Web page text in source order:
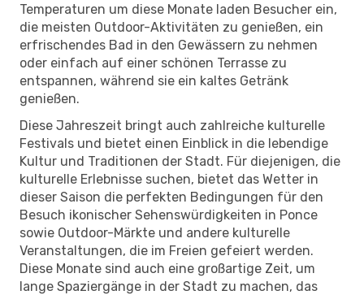
Temperaturen um diese Monate laden Besucher ein,
die meisten Outdoor-Aktivitäten zu genießen, ein
erfrischendes Bad in den Gewässern zu nehmen
oder einfach auf einer schönen Terrasse zu
entspannen, während sie ein kaltes Getränk
genießen.
Diese Jahreszeit bringt auch zahlreiche kulturelle
Festivals und bietet einen Einblick in die lebendige
Kultur und Traditionen der Stadt. Für diejenigen, die
kulturelle Erlebnisse suchen, bietet das Wetter in
dieser Saison die perfekten Bedingungen für den
Besuch ikonischer Sehenswürdigkeiten in Ponce
sowie Outdoor-Märkte und andere kulturelle
Veranstaltungen, die im Freien gefeiert werden.
Diese Monate sind auch eine großartige Zeit, um
lange Spaziergänge in der Stadt zu machen, das